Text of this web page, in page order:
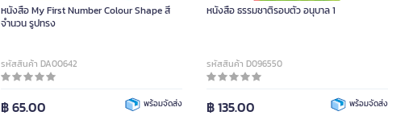
หนังสือ My First Number Colour Shape สี
จำนวน รูปทรง
รหัสสินค้า DA00642
฿ 65.00 พร้อมจัดส่ง
หนังสือ ธรรมชาติรอบตัว อนุบาล 1
รหัสสินค้า D096550
฿ 135.00 พร้อมจัดส่ง